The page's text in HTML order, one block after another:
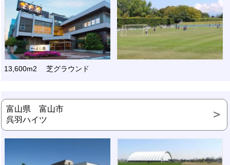
13,600m2 芝グラウンド
富山県 富山市
呉羽ハイツ